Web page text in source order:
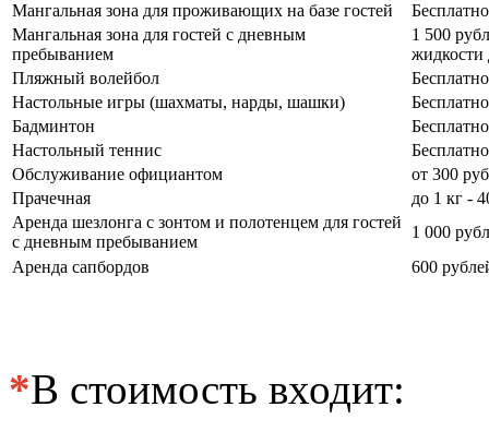
Мангальная зона для проживающих на базе гостей
Мангальная зона для гостей с дневным
пребыванием
1 500
жидкости
Пляжный волейбол
Настольные игры (шахматы, нарды, шашки)
Бадминтон
Настольный теннис
Обслуживание официантом
от 300
Прачечная
до 1 кг -
Аренда шезлонга с зонтом и полотенцем для гостей
с дневным пребыванием
1 000
Аренда сапбордов
600
*В стоимость входит: